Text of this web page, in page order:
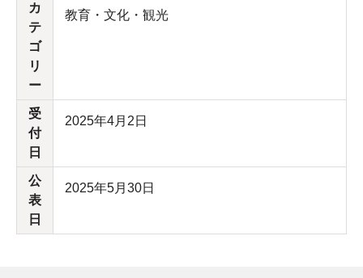
カ
テ
ゴ
リ
ー
教育・文化・観光
受
付
日
2025年4月2日
公
表
日
2025年5月30日